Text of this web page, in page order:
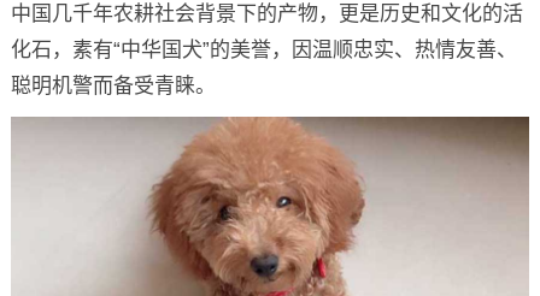
中国几千年农耕社会背景下的产物，更是历史和文化的活
化石，素有“中华国犬”的美誉，因温顺忠实、热情友善、
聪明机警而备受青睐。